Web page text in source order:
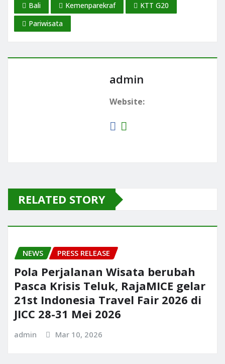
Bali Kemenparekraf
KTT G20
Pariwisata
admin
Website:
RELATED STORY
NEWS PRESS RELEASE
Pola Perjalanan Wisata berubah
Pasca Krisis Teluk, RajaMICE gelar
21st Indonesia Travel Fair 2026 di
JICC 28-31 Mei 2026
admin Mar 10, 2026